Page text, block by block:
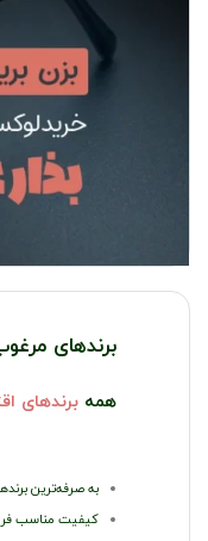
برندهای
همه برندهای
به صرفه‌ترین
کیفیت مناسب